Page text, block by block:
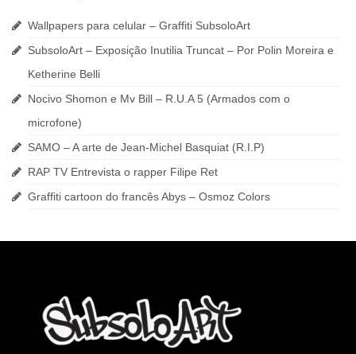
Wallpapers para celular – Graffiti SubsoloArt
SubsoloArt – Exposição Inutilia Truncat – Por Polin Moreira e
Ketherine Belli
Nocivo Shomon e Mv Bill – R.U.A 5 (Armados com o
microfone)
SAMO – A arte de Jean-Michel Basquiat (R.I.P)
RAP TV Entrevista o rapper Filipe Ret
Graffiti cartoon do francês Abys – Osmoz Colors